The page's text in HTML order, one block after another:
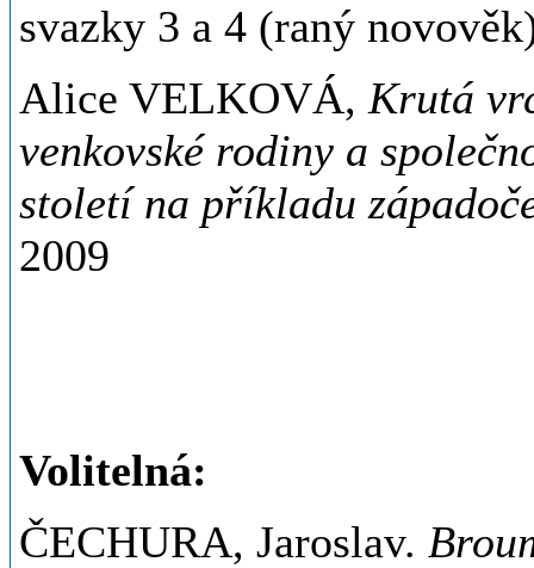
svazky 3 a 4 (raný
Alice VELKOVÁ, Krutá
venkovské rodiny a
století na příkladu
2009
Volitelná:
ČECHURA, Jaroslav.